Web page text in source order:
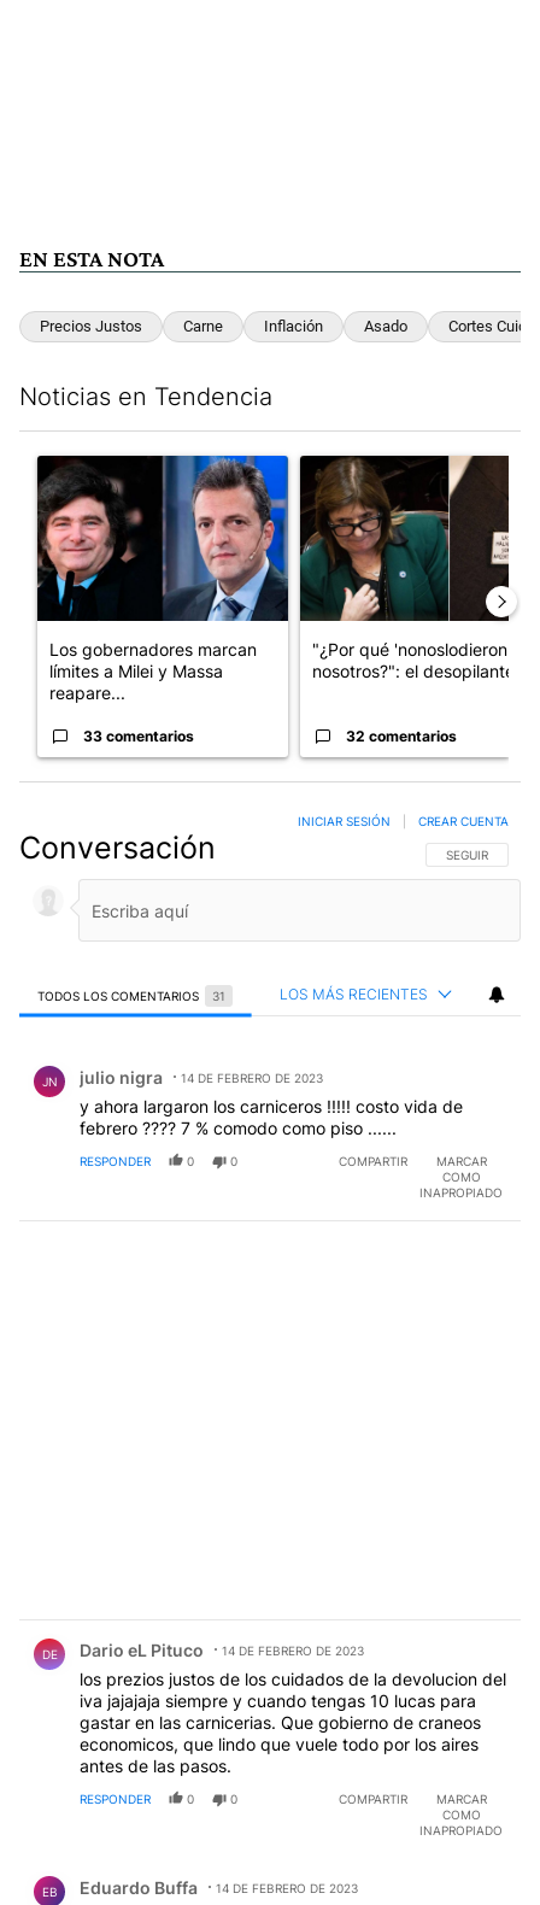
EN ESTA NOTA
Precios Justos Carne Inflación Asado Cortes
Noticias en Tendencia
Un artículo de tendencia con el título "Los gobernadores
Los gobernadores marcan
límites a Milei y Massa
reapare...
33 comentarios
Un artículo de tendencia con
"¿Por qué 'nonoslodieron' a
nosotros?": el desopilante ...
32 comentarios
Conversación SIGA ESTA
SEGUIR
INICIAR SESIÓN CREAR CUENTA
TODOS LOS COMENTARIOS 31 LOS MÁS RECIENTES
JN julio nigra 14 DE FEBRERO DE 2023
y ahora largaron los carniceros !!!!! costo vida de
febrero ???? 7 % comodo como piso ......
RESPONDER 0 0 COMPARTIR
MARCAR
COMO
INAPROPIADO
DE Dario eL Pituco 14 DE FEBRERO DE 2023
los prezios justos de los cuidados de la devolucion del
iva jajajaja siempre y cuando tengas 10 lucas para
gastar en las carnicerias. Que gobierno de craneos
economicos, que lindo que vuele todo por los aires
antes de las pasos.
RESPONDER 0 0 COMPARTIR
MARCAR
COMO
INAPROPIADO
EB Eduardo Buffa 14 DE FEBRERO DE 2023